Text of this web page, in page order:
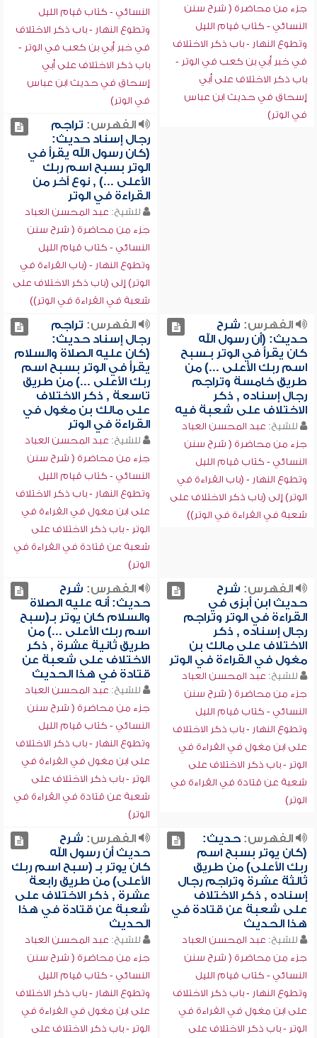
جزء من محاضرة ( شرح سنن
النسائي - كتاب قيام الليل
وتطوع النهار - باب ذكر الاختلاف
في خبر أبي بن كعب في الوتر -
باب ذكر الاختلاف على أبي
إسحاق في حديث ابن عباس
في الوتر)
النسائي - كتاب قيام الليل
وتطوع النهار - باب ذكر الاختلاف
في خبر أبي بن كعب في الوتر -
باب ذكر الاختلاف على أبي
إسحاق في حديث ابن عباس
في الوتر)
الفهرس: تراجم
رجال إسناد حديث:
(كان رسول الله يقرأ في
الوتر بسبح اسم ربك
الأعلى ...) , نوع آخر من
القراءة في الوتر
للشيخ: عبد المحسن العباد
جزء من محاضرة ( شرح سنن
النسائي - كتاب قيام الليل
وتطوع النهار - (باب القراءة في
الوتر) إلى (باب ذكر الاختلاف على
شعبة في القراءة في الوتر))
الفهرس: شرح
حديث: (أن رسول الله
كان يقرأ في الوتر بـسبح
اسم ربك الأعلى ...) من
طريق خامسة وتراجم
رجال إسناده , ذكر
الاختلاف على شعبة فيه
للشيخ: عبد المحسن العباد
جزء من محاضرة ( شرح سنن
النسائي - كتاب قيام الليل
وتطوع النهار - (باب القراءة في
الوتر) إلى (باب ذكر الاختلاف على
شعبة في القراءة في الوتر))
الفهرس: تراجم
رجال إسناد حديث:
(كان عليه الصلاة والسلام
يقرأ في الوتر بسبح اسم
ربك الأعلى ...) من طريق
تاسعة , ذكر الاختلاف
على مالك بن مغول في
القراءة في الوتر
للشيخ: عبد المحسن العباد
جزء من محاضرة ( شرح سنن
النسائي - كتاب قيام الليل
وتطوع النهار - باب ذكر الاختلاف
على ابن مغول في القراءة في
الوتر - باب ذكر الاختلاف على
شعبة عن قتادة في القراءة في
الوتر)
الفهرس: شرح
حديث ابن أبزى في
القراءة في الوتر وتراجم
رجال إسناده , ذكر
الاختلاف على مالك بن
مغول في القراءة في الوتر
للشيخ: عبد المحسن العباد
جزء من محاضرة ( شرح سنن
النسائي - كتاب قيام الليل
وتطوع النهار - باب ذكر الاختلاف
على ابن مغول في القراءة في
الوتر - باب ذكر الاختلاف على
شعبة عن قتادة في القراءة في
الوتر)
الفهرس: شرح
حديث: أنه عليه الصلاة
والسلام كان يوتر بـ(سبح
اسم ربك الأعلى ...) من
طريق ثانية عشرة , ذكر
الاختلاف على شعبة عن
قتادة في هذا الحديث
للشيخ: عبد المحسن العباد
جزء من محاضرة ( شرح سنن
النسائي - كتاب قيام الليل
وتطوع النهار - باب ذكر الاختلاف
على ابن مغول في القراءة في
الوتر - باب ذكر الاختلاف على
شعبة عن قتادة في القراءة في
الوتر)
الفهرس:حديث:
(كان يوتر بسبح اسم
ربك الأعلى) من طريق
ثالثة عشرة وتراجم رجال
إسناده , ذكر الاختلاف
على شعبة عن قتادة في
هذا الحديث
للشيخ: عبد المحسن العباد
جزء من محاضرة ( شرح سنن
النسائي - كتاب قيام الليل
وتطوع النهار - باب ذكر الاختلاف
على ابن مغول في القراءة في
الوتر - باب ذكر الاختلاف على
الفهرس: شرح
حديث أن رسول الله
كان يوتر بـ (سبح اسم ربك
الأعلى) من طريق رابعة
عشرة , ذكر الاختلاف على
شعبة عن قتادة في هذا
الحديث
للشيخ: عبد المحسن العباد
جزء من محاضرة ( شرح سنن
النسائي - كتاب قيام الليل
وتطوع النهار - باب ذكر الاختلاف
على ابن مغول في القراءة في
الوتر - باب ذكر الاختلاف على